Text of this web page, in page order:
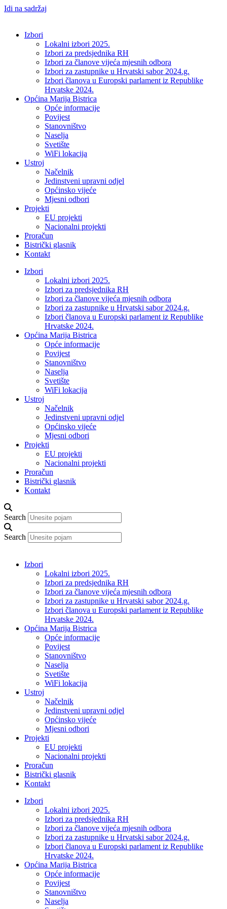
Idi na sadržaj
Izbori
Lokalni izbori 2025.
Izbori za predsjednika RH
Izbori za članove vijeća mjesnih odbora
Izbori za zastupnike u Hrvatski sabor 2024.g.
Izbori članova u Europski parlament iz Republike
Hrvatske 2024.
Općina Marija Bistrica
Opće informacije
Povijest
Stanovništvo
Naselja
Svetište
WiFi lokacija
Ustroj
Načelnik
Jedinstveni upravni odjel
Općinsko vijeće
Mjesni odbori
Projekti
EU projekti
Nacionalni projekti
Proračun
Bistrički glasnik
Kontakt
Izbori
Lokalni izbori 2025.
Izbori za predsjednika RH
Izbori za članove vijeća mjesnih odbora
Izbori za zastupnike u Hrvatski sabor 2024.g.
Izbori članova u Europski parlament iz Republike
Hrvatske 2024.
Općina Marija Bistrica
Opće informacije
Povijest
Stanovništvo
Naselja
Svetište
WiFi lokacija
Ustroj
Načelnik
Jedinstveni upravni odjel
Općinsko vijeće
Mjesni odbori
Projekti
EU projekti
Nacionalni projekti
Proračun
Bistrički glasnik
Kontakt
Search
Search
Izbori
Lokalni izbori 2025.
Izbori za predsjednika RH
Izbori za članove vijeća mjesnih odbora
Izbori za zastupnike u Hrvatski sabor 2024.g.
Izbori članova u Europski parlament iz Republike
Hrvatske 2024.
Općina Marija Bistrica
Opće informacije
Povijest
Stanovništvo
Naselja
Svetište
WiFi lokacija
Ustroj
Načelnik
Jedinstveni upravni odjel
Općinsko vijeće
Mjesni odbori
Projekti
EU projekti
Nacionalni projekti
Proračun
Bistrički glasnik
Kontakt
Izbori
Lokalni izbori 2025.
Izbori za predsjednika RH
Izbori za članove vijeća mjesnih odbora
Izbori za zastupnike u Hrvatski sabor 2024.g.
Izbori članova u Europski parlament iz Republike
Hrvatske 2024.
Općina Marija Bistrica
Opće informacije
Povijest
Stanovništvo
Naselja